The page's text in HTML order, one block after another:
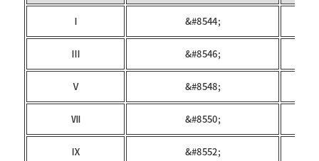
Ⅰ &#8544;
Ⅲ &#8546;
Ⅴ &#8548;
Ⅶ &#8550;
Ⅸ &#8552;